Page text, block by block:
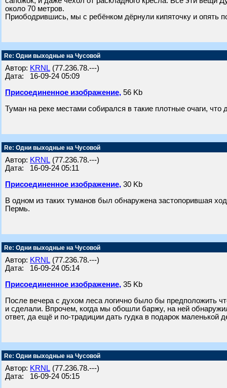
около 70 метров.
Приободрившись, мы с ребёнком дёрнули кипяточку и опять
Re: Одни выходные на Чусовой
Автор: KRNL (77.236.78.---)
Дата: 16-09-24 05:09
Присоединенное изображение, 56 Kb
Туман на реке местами собирался в такие плотные очаги, что
Re: Одни выходные на Чусовой
Автор: KRNL (77.236.78.---)
Дата: 16-09-24 05:11
Присоединенное изображение, 30 Kb
В одном из таких туманов был обнаружена застопорившая
Пермь.
Re: Одни выходные на Чусовой
Автор: KRNL (77.236.78.---)
Дата: 16-09-24 05:14
Присоединенное изображение, 35 Kb
После вечера с духом леса логично было бы предположить
и сделали. Впрочем, когда мы обошли баржу, на ней
ответ, да ещё и по-традиции дать гудка в подарок маленькой
Re: Одни выходные на Чусовой
Автор: KRNL (77.236.78.---)
Дата: 16-09-24 05:15